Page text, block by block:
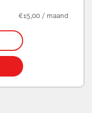
€15,00 / maand